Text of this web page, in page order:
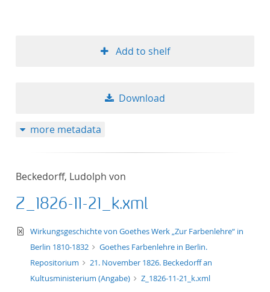
Add to shelf
Download
more metadata
Beckedorff, Ludolph von
Z_1826-11-21_k.xml
text/xml
Wirkungsgeschichte von Goethes Werk „Zur Farbenlehre“ in
Berlin 1810-1832
Goethes Farbenlehre in Berlin.
Repositorium
21. November 1826. Beckedorff an
Kultusministerium (Angabe)
Z_1826-11-21_k.xml